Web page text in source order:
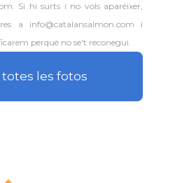
Si hi surts i no vols aparèixer,
a info@catalansalmon.com i
perquè no se't reconegui.
les fotos